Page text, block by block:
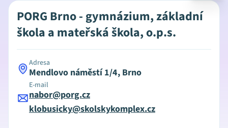
PORG Brno - gymnázium, základní
škola a mateřská škola, o.p.s.
Adresa
Mendlovo náměstí 1/4, Brno
E-mail
nabor@porg.cz
klobusicky@skolskykomplex.cz